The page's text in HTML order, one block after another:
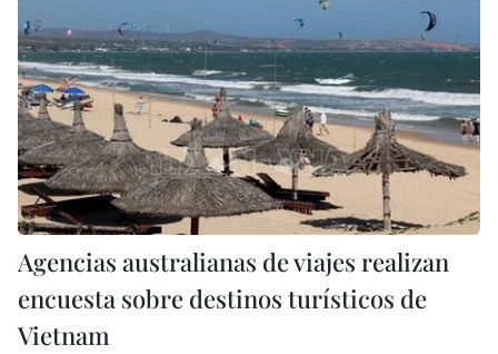
Agencias australianas de viajes realizan
encuesta sobre destinos turísticos de
Vietnam